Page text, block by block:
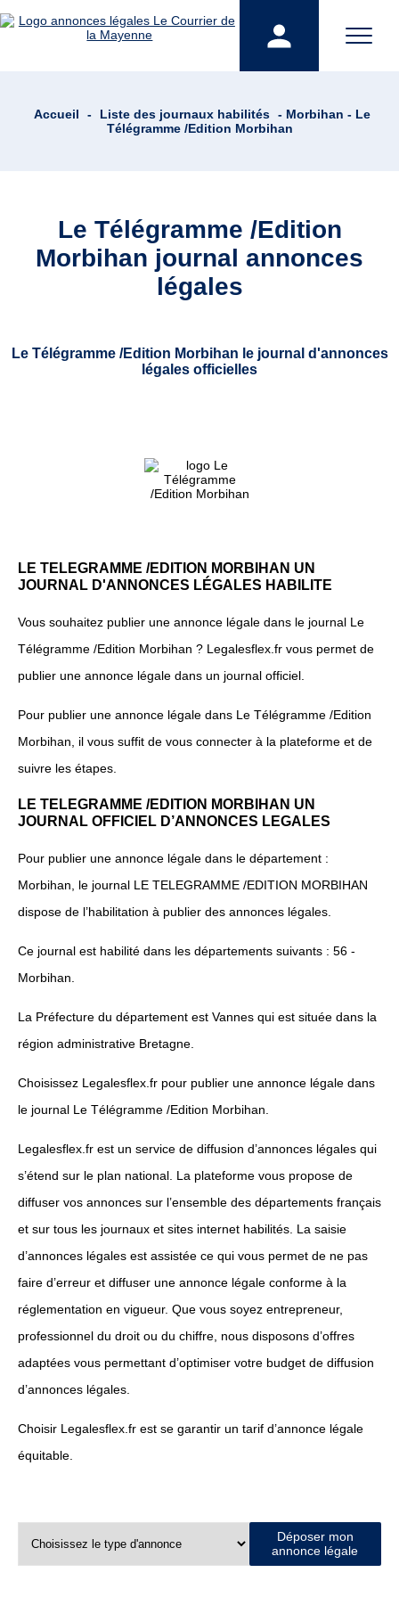
Accueil - Liste des journaux habilités - Morbihan - Le
Télégramme /Edition Morbihan
Le Télégramme /Edition
Morbihan journal annonces
légales
Le Télégramme /Edition Morbihan le journal d'annonces
légales officielles
LE TELEGRAMME /EDITION MORBIHAN UN
JOURNAL D'ANNONCES LÉGALES HABILITE
Vous souhaitez publier une annonce légale dans le journal Le
Télégramme /Edition Morbihan ? Legalesflex.fr vous permet de
publier une annonce légale dans un journal officiel.
Pour publier une annonce légale dans Le Télégramme /Edition
Morbihan, il vous suffit de vous connecter à la plateforme et de
suivre les étapes.
LE TELEGRAMME /EDITION MORBIHAN UN
JOURNAL OFFICIEL D’ANNONCES LEGALES
Pour publier une annonce légale dans le département :
Morbihan, le journal LE TELEGRAMME /EDITION MORBIHAN
dispose de l’habilitation à publier des annonces légales.
Ce journal est habilité dans les départements suivants : 56 -
Morbihan.
La Préfecture du département est Vannes qui est située dans la
région administrative Bretagne.
Choisissez Legalesflex.fr pour publier une annonce légale dans
le journal Le Télégramme /Edition Morbihan.
Legalesflex.fr est un service de diffusion d’annonces légales qui
s’étend sur le plan national. La plateforme vous propose de
diffuser vos annonces sur l’ensemble des départements français
et sur tous les journaux et sites internet habilités. La saisie
d’annonces légales est assistée ce qui vous permet de ne pas
faire d’erreur et diffuser une annonce légale conforme à la
réglementation en vigueur. Que vous soyez entrepreneur,
professionnel du droit ou du chiffre, nous disposons d’offres
adaptées vous permettant d’optimiser votre budget de diffusion
d’annonces légales.
Choisir Legalesflex.fr est se garantir un tarif d’annonce légale
équitable.
Déposer mon
annonce légale